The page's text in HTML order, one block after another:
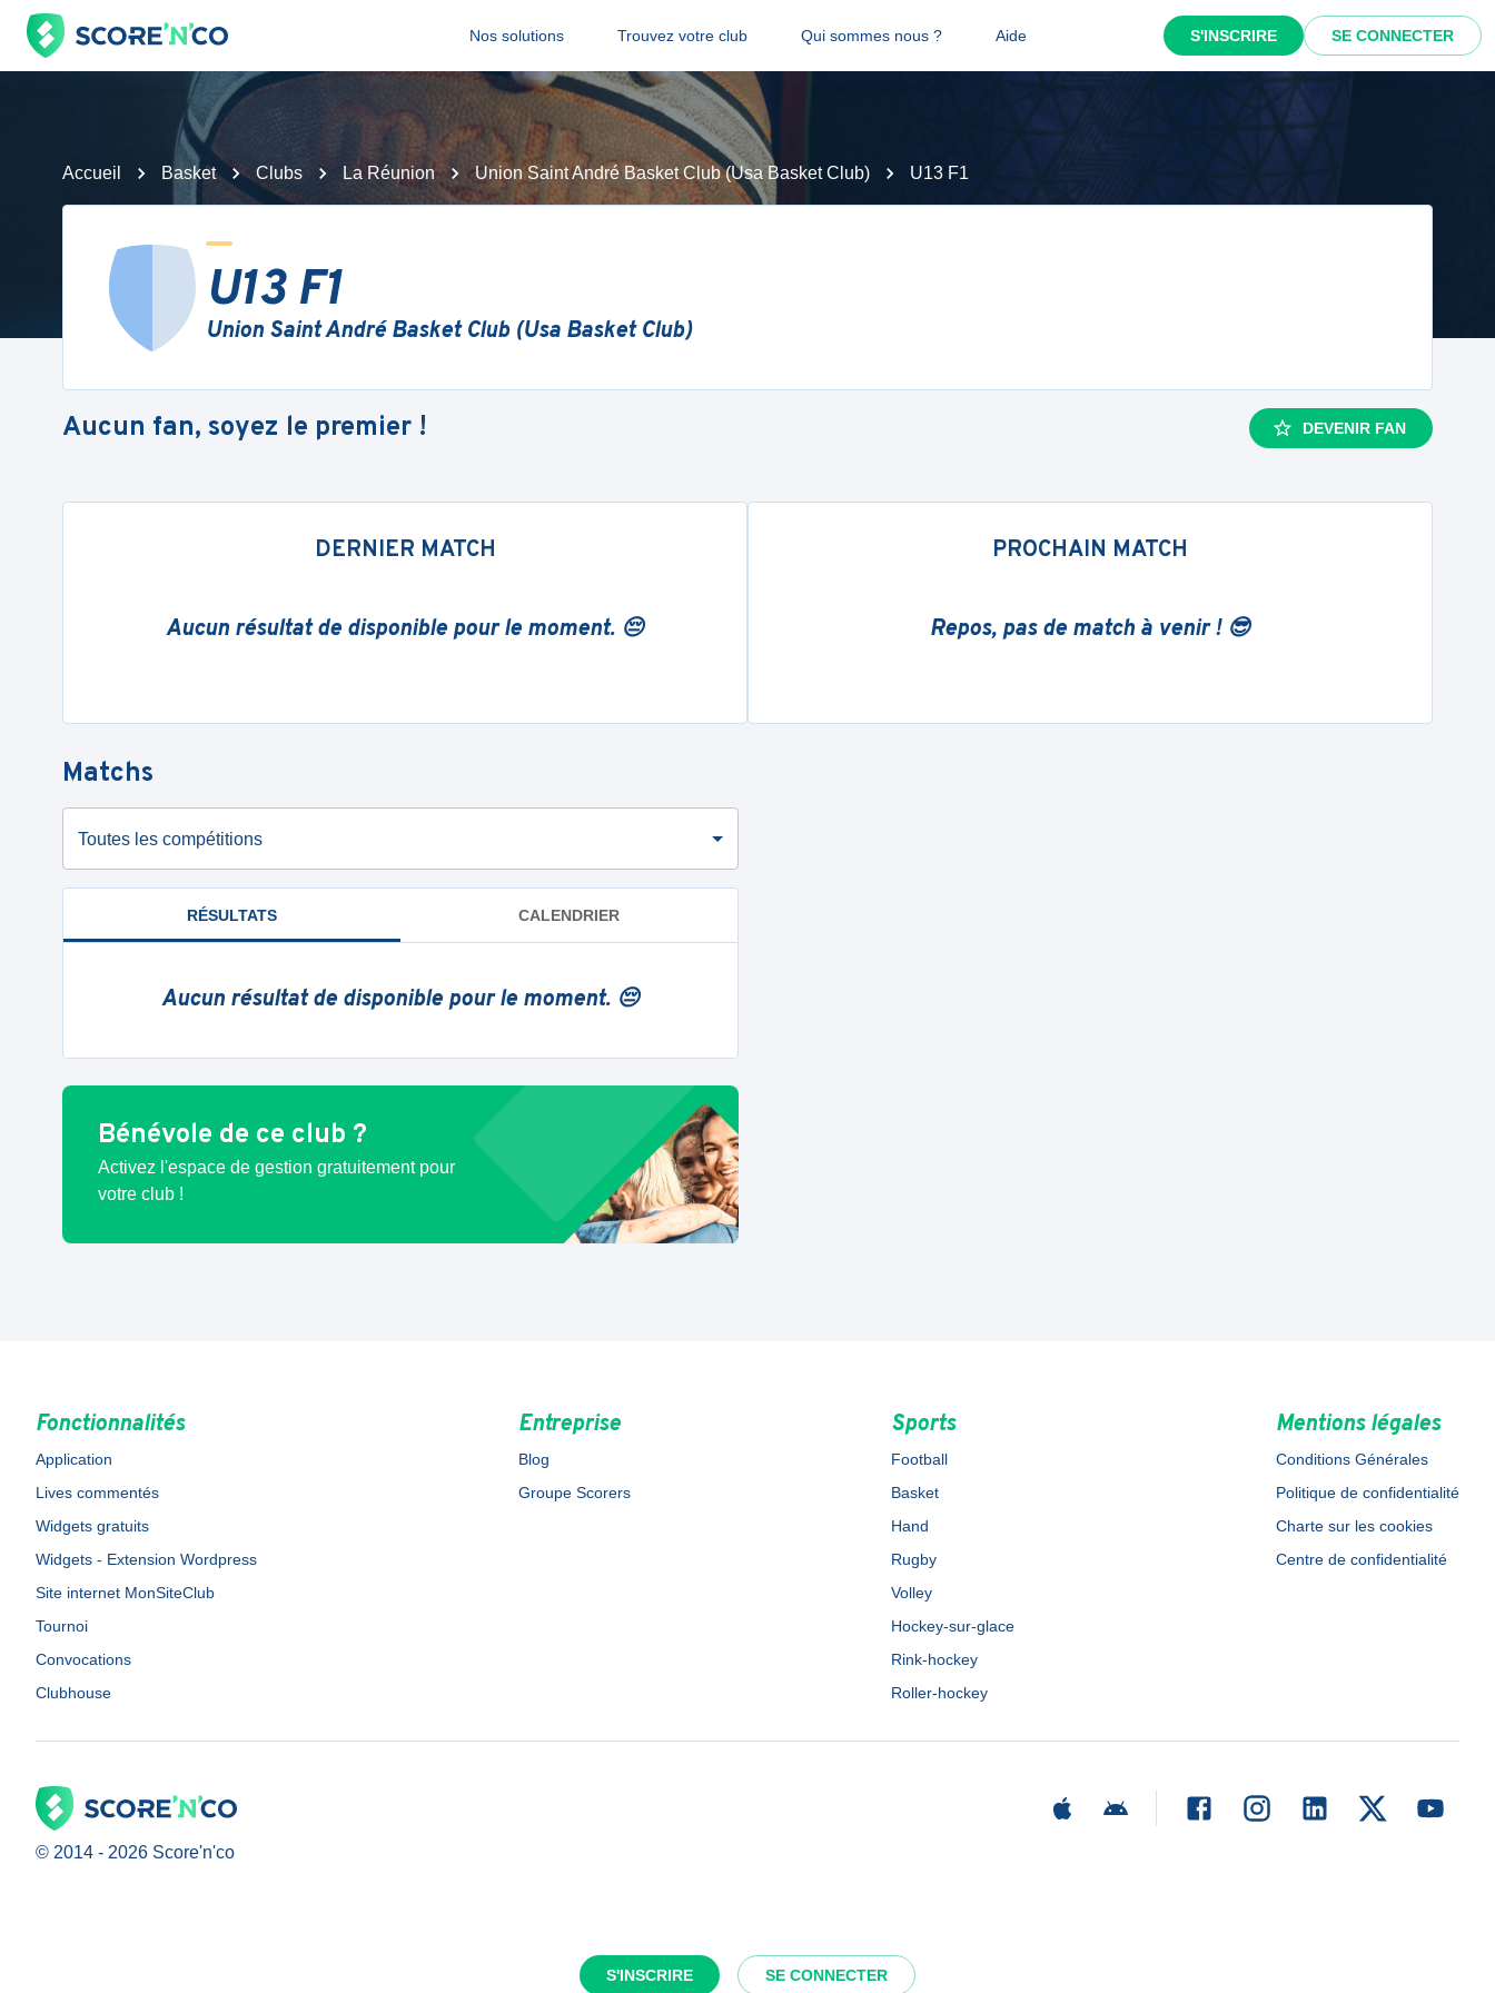
Nos solutions Trouvez votre club Qui sommes nous ? Aide S'INSCRIRE SE CONNECTER
S'INSCRIRE SE CONNECTER
Accueil Basket Clubs La Réunion Union Saint André Basket Club (Usa Basket Club) U13 F1
U13 F1
Union Saint André Basket Club (Usa Basket Club)
Aucun fan, soyez le premier ! DEVENIR FAN
DERNIER MATCH
Aucun résultat de disponible pour le moment. 😔
PROCHAIN MATCH
Repos, pas de match à venir ! 😎
Matchs
Toutes les compétitions
RÉSULTATS CALENDRIER
Aucun résultat de disponible pour le moment. 😔
Bénévole de ce club ?
Activez l'espace de gestion gratuitement pour
votre club !
Fonctionnalités
Application
Lives commentés
Widgets gratuits
Widgets - Extension Wordpress
Site internet MonSiteClub
Tournoi
Convocations
Clubhouse
Entreprise
Blog
Groupe Scorers
Sports
Football
Basket
Hand
Rugby
Volley
Hockey-sur-glace
Rink-hockey
Roller-hockey
Mentions légales
Conditions Générales
Politique de confidentialité
Charte sur les cookies
Centre de confidentialité
© 2014 - 2026 Score'n'co